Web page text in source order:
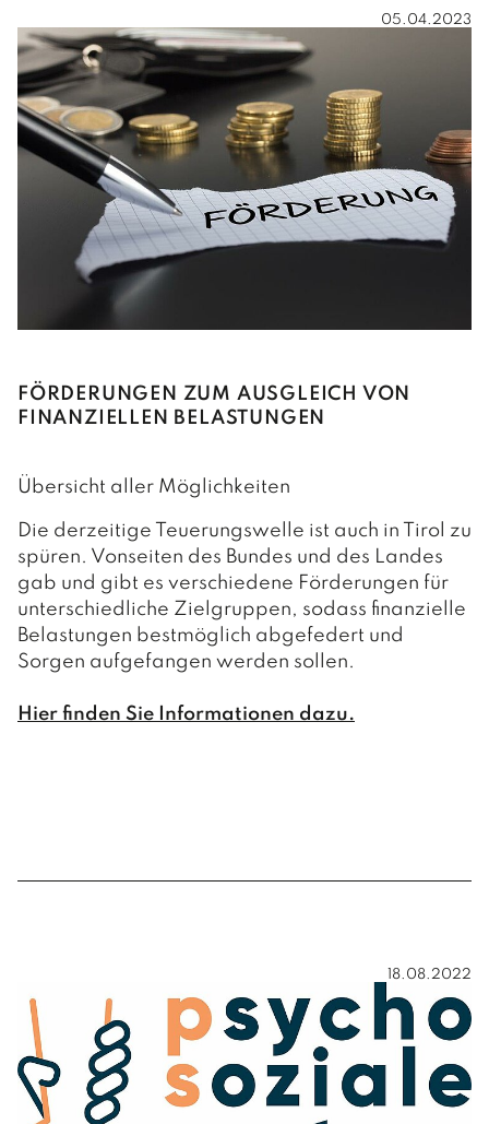
FÖRDERUNGEN ZUM AUSGLEICH VON
FINANZIELLEN BELASTUNGEN
Übersicht aller Möglichkeiten
Die derzeitige Teuerungswelle ist auch in Tirol zu
spüren. Vonseiten des Bundes und des Landes
gab und gibt es verschiedene Förderungen für
unterschiedliche Zielgruppen, sodass finanzielle
Belastungen bestmöglich abgefedert und
Sorgen aufgefangen werden sollen.
Hier finden Sie Informationen dazu.
05.04.2023
18.08.2022